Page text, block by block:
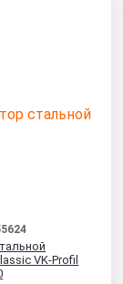
VK-Profil